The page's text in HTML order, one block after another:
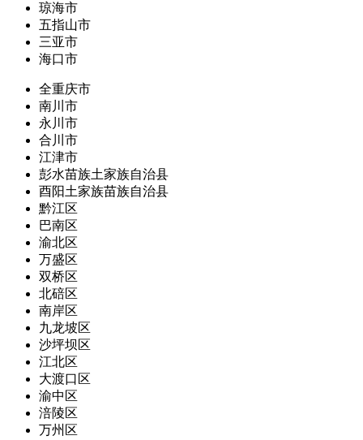
琼海市
五指山市
三亚市
海口市
全重庆市
南川市
永川市
合川市
江津市
彭水苗族土家族自治县
酉阳土家族苗族自治县
黔江区
巴南区
渝北区
万盛区
双桥区
北碚区
南岸区
九龙坡区
沙坪坝区
江北区
大渡口区
渝中区
涪陵区
万州区